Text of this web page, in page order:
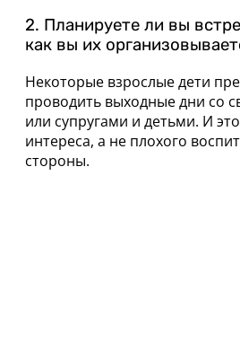
2. Планируете ли вы
как вы их
Некоторые взрослые дети
проводить выходные дни со
или супругами и детьми. И
интереса, а не плохого
стороны.